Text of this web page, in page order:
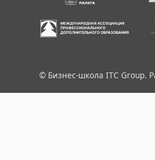
© Бизнес-школа ITC Group.